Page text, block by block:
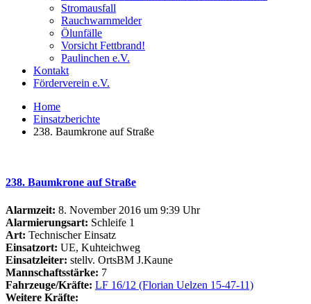
Stromausfall
Rauchwarnmelder
Ölunfälle
Vorsicht Fettbrand!
Paulinchen e.V.
Kontakt
Förderverein e.V.
Home
Einsatzberichte
238. Baumkrone auf Straße
238. Baumkrone auf Straße
Alarmzeit: 8. November 2016 um 9:39 Uhr
Alarmierungsart: Schleife 1
Art: Technischer Einsatz
Einsatzort: UE, Kuhteichweg
Einsatzleiter: stellv. OrtsBM J.Kaune
Mannschaftsstärke: 7
Fahrzeuge/Kräfte: LF 16/12 (Florian Uelzen 15-47-11)
Weitere Kräfte: